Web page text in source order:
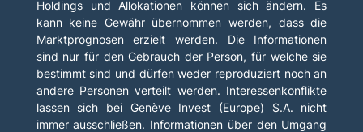
Holdings und Allokationen können sich ändern. Es
kann keine Gewähr übernommen werden, dass die
Marktprognosen erzielt werden. Die Informationen
sind nur für den Gebrauch der Person, für welche sie
bestimmt sind und dürfen weder reproduziert noch an
andere Personen verteilt werden. Interessenkonflikte
lassen sich bei Genève Invest (Europe) S.A. nicht
immer ausschließen. Informationen über den Umgang